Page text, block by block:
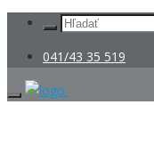
041/43 35 519